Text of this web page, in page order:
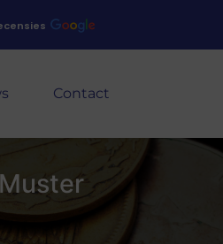
Contact